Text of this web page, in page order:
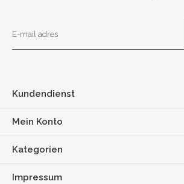
Kundendienst
Mein Konto
Kategorien
Impressum